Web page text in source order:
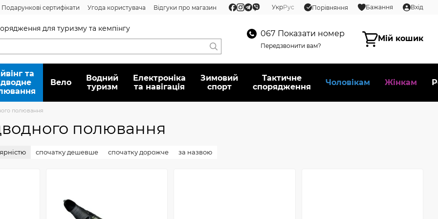
Подарункові сертифікати Угода користувача
Відгуки про магазин
УкрРус Порівняння Бажання Вхід
для туризму та кемпінгу
067 Показати номер
Передзвонити вам?
Мій кошик
та
Вело
Водний
туризм
Електроніка
та навігація
Зимовий
спорт
Тактичне
спорядження
Чоловікам Жінкам
полювання
полювання
спочатку дешевше спочатку дорожче за назвою